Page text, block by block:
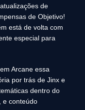
de
de Objetivo!
está de volta com
especial para
Arcane essa
por trás de Jinx e
dentro do
e conteúdo